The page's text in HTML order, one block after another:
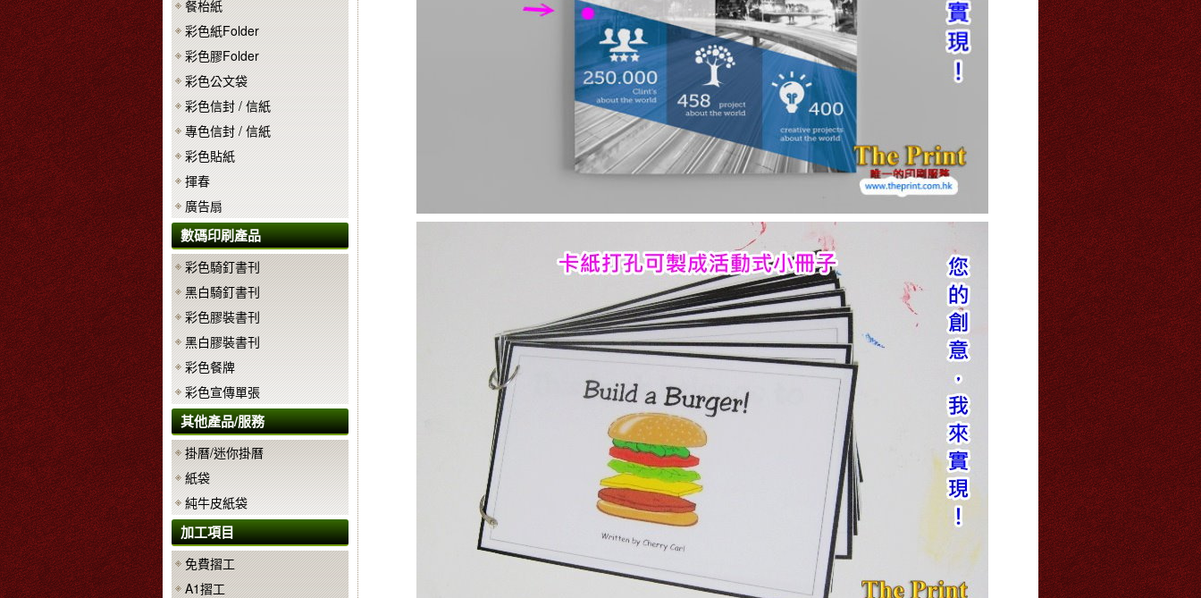
餐枱紙
彩色紙Folder
彩色膠Folder
彩色公文袋
彩色信封 / 信紙
專色信封 / 信紙
彩色貼紙
揮春
廣告扇
數碼印刷產品
彩色騎釘書刊
黑白騎釘書刊
彩色膠裝書刊
黑白膠裝書刊
彩色餐牌
彩色宣傳單張
其他產品/服務
掛曆/迷你掛曆
紙袋
純牛皮紙袋
加工項目
免費摺工
A1摺工